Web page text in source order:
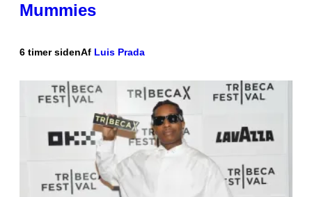
Mummies
6 timer sidenAf Luis Prada